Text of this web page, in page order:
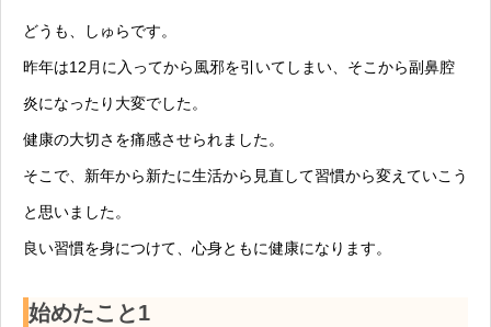
どうも、しゅらです。
昨年は12月に入ってから風邪を引いてしまい、そこから副鼻腔
炎になったり大変でした。
健康の大切さを痛感させられました。
そこで、新年から新たに生活から見直して習慣から変えていこう
と思いました。
良い習慣を身につけて、心身ともに健康になります。
始めたこと1